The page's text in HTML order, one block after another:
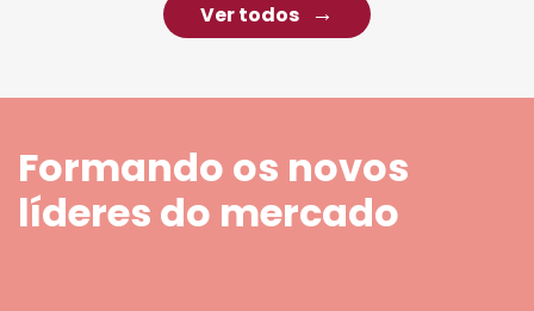
Ver todos
Formando os novos
líderes do mercado